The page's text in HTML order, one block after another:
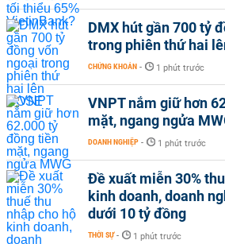
DMX hút gần 700 tỷ
trong phiên thứ hai
CHỨNG KHOÁN - 1 phút trước
VNPT nắm giữ hơn
mặt, ngang ngửa
DOANH NGHIỆP - 1 phút trước
Đề xuất miễn 30%
kinh doanh, doanh
dưới 10 tỷ đồng
THỜI SỰ - 1 phút trước